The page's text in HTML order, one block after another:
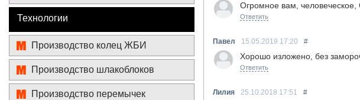
Технологии
Производство колец ЖБИ
Производство шлакоблоков
Производство перемычек
Огромное вам, человеческое,
Ответить
Павел 15.05.2019 17:20 #
Хорошо изложено, без
Ответить
Лилия 25.10.2018 17:51 #